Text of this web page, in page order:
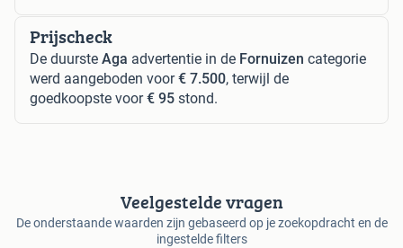
Prijscheck
De duurste Aga advertentie in de Fornuizen categorie
werd aangeboden voor€ 7.500, terwijl de
goedkoopste voor€ 95 stond.
Veelgestelde vragen
De onderstaande waarden zijn gebaseerd op je zoekopdracht en de
ingestelde filters